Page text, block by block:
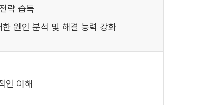
략 습득
원인 분석 및 해결 능력 강화
인 이해